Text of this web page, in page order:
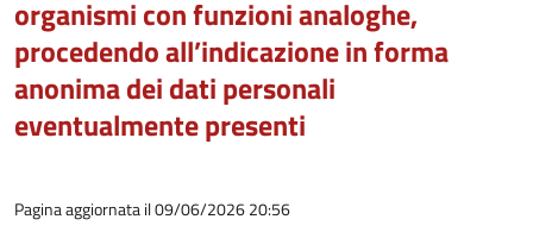
organismi con funzioni analoghe,
procedendo all’indicazione in forma
anonima dei dati personali
eventualmente presenti
Pagina aggiornata il 09/06/2026 20:56